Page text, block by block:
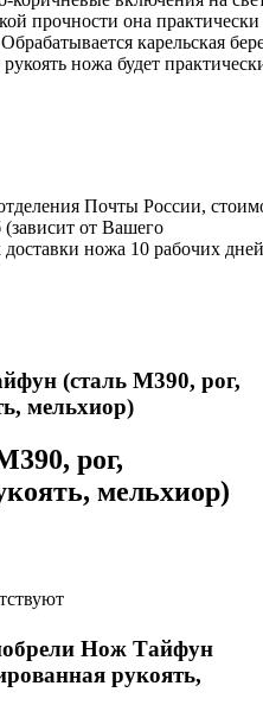
прочности она практически
карельская
ножа будет
Почты России,
(зависит от Вашего
ножа 10 рабочих
(сталь М390, рог,
мельхиор)
рог,
мельхиор)
Нож Тайфун
рукоять,